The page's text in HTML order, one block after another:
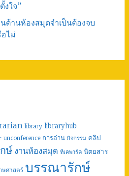
งใจ”
ด้านห้องสมุดจำเป็นต้องจบ
ไม่
library libraryhub
unconference การอ่าน กิจกรรม คลิป
ษ์ งานห้องสมุด ทีเคพาร์ค นิตยสาร
ษศาสตร์ บรรณารักษ์